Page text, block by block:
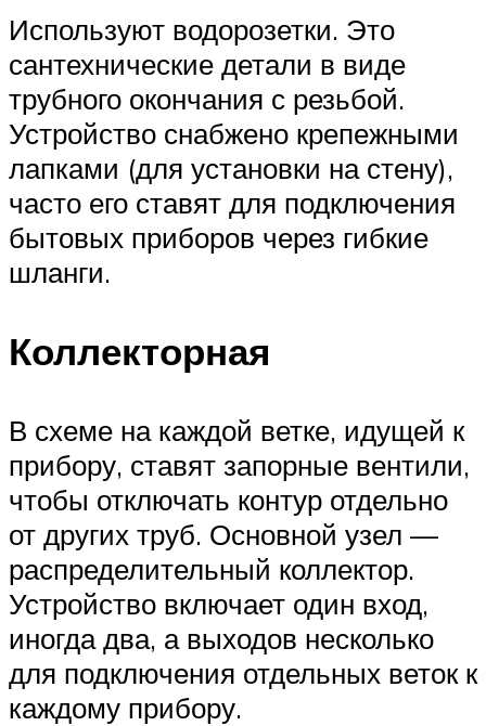
Используют водорозетки. Это
сантехнические детали в виде
трубного окончания с резьбой.
Устройство снабжено крепежными
лапками (для установки на стену),
часто его ставят для подключения
бытовых приборов через гибкие
шланги.
Коллекторная
В схеме на каждой ветке, идущей к
прибору, ставят запорные вентили,
чтобы отключать контур отдельно
от других труб. Основной узел —
распределительный коллектор.
Устройство включает один вход,
иногда два, а выходов несколько
для подключения отдельных веток к
каждому прибору.